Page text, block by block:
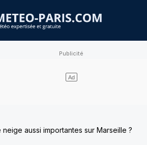
aussi importantes sur Marseille ?